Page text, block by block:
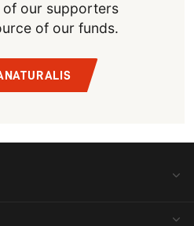
our supporters
of our funds.